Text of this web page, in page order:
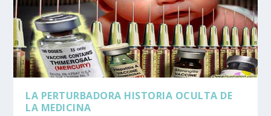
LA PERTURBADORA HISTORIA OCULTA DE
LA MEDICINA